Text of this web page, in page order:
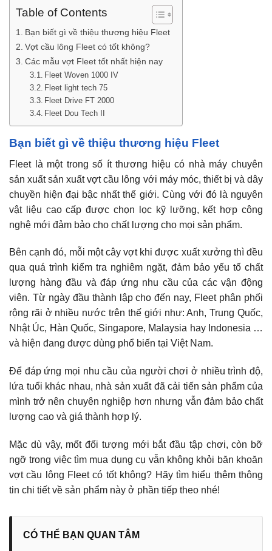
Table of Contents
Bạn biết gì về thiệu thương hiệu Fleet
Vợt cầu lông Fleet có tốt không?
Các mẫu vợt Fleet tốt nhất hiện nay
Fleet Woven 1000 IV
Fleet light tech 75
Fleet Drive FT 2000
Fleet Dou Tech II
Bạn biết gì về thiệu thương hiệu Fleet
Fleet là một trong số ít thương hiệu có nhà máy chuyên
sản xuất sản xuất vợt cầu lông với máy móc, thiết bị và dây
chuyền hiện đại bậc nhất thế giới. Cùng với đó là nguyên
vật liệu cao cấp được chọn lọc kỹ lưỡng, kết hợp công
nghệ mới đảm bảo cho chất lượng cho mọi sản phẩm.
Bên cạnh đó, mỗi một cây vợt khi được xuất xưởng thì đều
qua quá trình kiểm tra nghiêm ngặt, đảm bảo yếu tố chất
lượng hàng đầu và đáp ứng nhu cầu của các vận động
viên. Từ ngày đầu thành lập cho đến nay, Fleet phân phối
rộng rãi ở nhiều nước trên thế giới như: Anh, Trung Quốc,
Nhật Úc, Hàn Quốc, Singapore, Malaysia hay Indonesia …
và hiện đang được dùng phổ biến tại Việt Nam.
Để đáp ứng mọi nhu cầu của người chơi ở nhiều trình độ,
lứa tuổi khác nhau, nhà sản xuất đã cải tiến sản phẩm của
mình trở nên chuyên nghiệp hơn nhưng vẫn đảm bảo chất
lượng cao và giá thành hợp lý.
Mặc dù vậy, mốt đối tượng mới bắt đầu tập chơi, còn bỡ
ngỡ trong việc tìm mua dụng cụ vẫn không khỏi băn khoăn
vợt cầu lông Fleet có tốt không? Hãy tìm hiểu thêm thông
tin chi tiết về sản phẩm này ở phần tiếp theo nhé!
CÓ THỂ BẠN QUAN TÂM